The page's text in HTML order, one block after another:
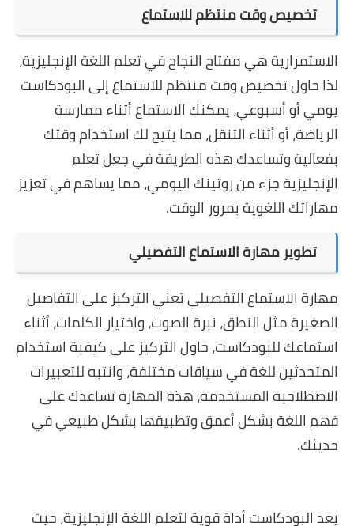
تخصيص وقت منتظم للاستماع
الاستمرارية هي مفتاح النجاح في تعلم اللغة الإنجليزية،
لذا حاول تخصيص وقت منتظم للاستماع إلى البودكاست
يومي أو أسبوعي، يمكنك الاستماع أثناء ممارسة
الرياضة، أو أثناء التنقل، مما يتيح لك استخدام وقتك
بفعالية وتساعدك هذه الطريقة في جعل تعلم
الإنجليزية جزء من روتينك اليومي، مما يساهم في تعزيز
مهاراتك اللغوية بمرور الوقت.
تطوير مهارة الاستماع التفصيلي
مهارة الاستماع التفصيلي تعني التركيز على التفاصيل
الصغيرة مثل النطق، نبرة الصوت، واختيار الكلمات، أثناء
استماعك للبودكاست، حاول التركيز على كيفية استخدام
المتحدثين للغة في سياقات مختلفة، وانتبه للتعبيرات
الاصطلاحية المستخدمة، هذه المهارة تساعدك على
فهم اللغة بشكل أعمق وتطبيقها بشكل طبيعي في
حديثك.
يعد البودكاست أداة قوية لتعلم اللغة الإنجليزية، حيث